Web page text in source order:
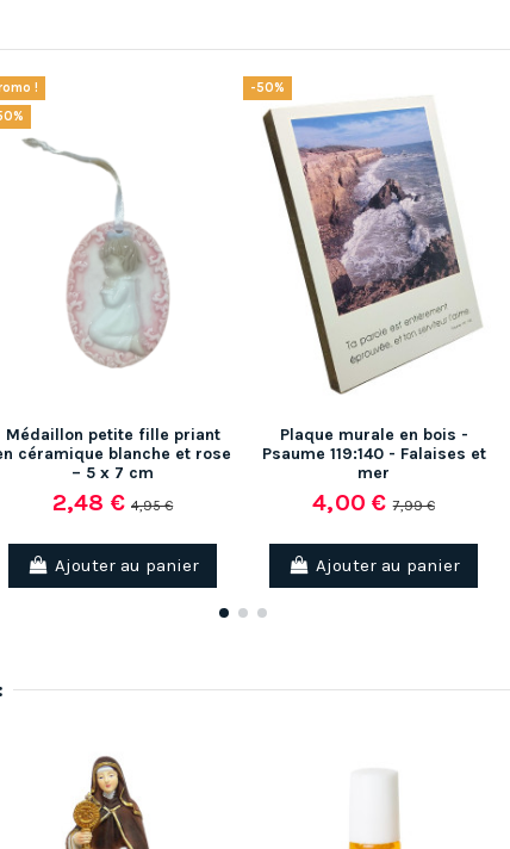
!
Médaillon petite fille priant
céramique blanche et rose
– 5 x 7 cm
2,48 €4,95 €
Ajouter au panier
-50%
Plaque murale en bois -
Psaume 119:140 - Falaises et
mer
4,00 €7,99 €
Ajouter au panier